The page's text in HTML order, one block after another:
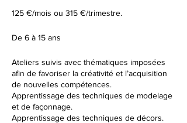
125 €/mois ou 315 €/trimestre.
De 6 à 15 ans
Ateliers suivis avec thématiques imposées
afin de favoriser la créativité et l’acquisition
de nouvelles compétences.
Apprentissage des techniques de modelage
et de façonnage.
Apprentissage des techniques de décors.